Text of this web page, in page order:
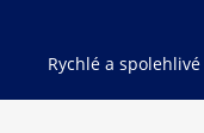
Rychlé a